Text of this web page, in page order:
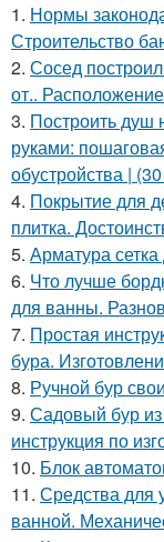
1. Нормы
Строительство
2. Сосед
от..
3. Построить душ
руками:
обустройства |
4. Покрытие для
плитка.
5. Арматура
6. Что лучше
для ванны.
7. Простая
бура.
8. Ручной бур
9. Садовый бур из
инструкция по
10. Блок
11. Средства для
ванной.